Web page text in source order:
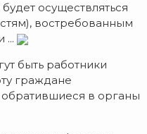
осуществляться
востребованным
...
быть работники
граждане
в органы